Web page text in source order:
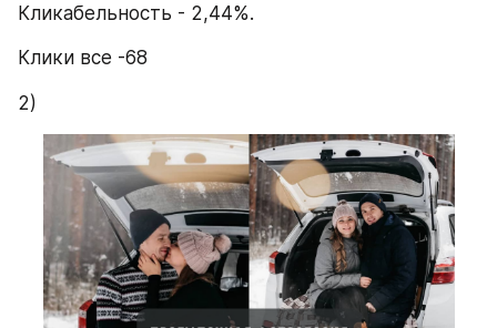
Кликабельность - 2,44%.
Клики все -68
2)